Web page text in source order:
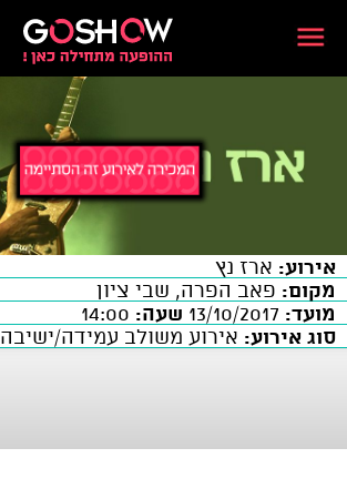
אירוע: ארז נץ
מקום: פאב הפרה, שבי ציון
מועד:
שעה:
סוג אירוע: אירוע משולב עמידה/ישיבה